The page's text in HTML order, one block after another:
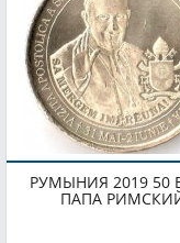
РУМЫНИЯ 2019 50
ПАПА